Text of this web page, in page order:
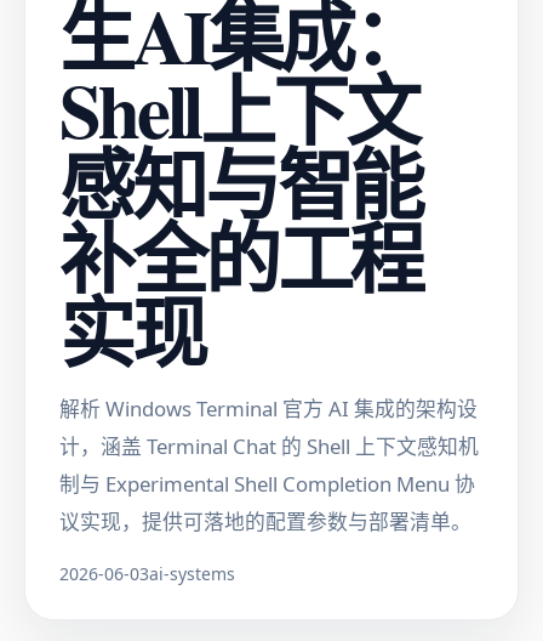
生AI集成：
Shell上下文
感知与智能
补全的工程
实现
解析 Windows Terminal 官方 AI 集成的架构设
计，涵盖 Terminal Chat 的 Shell 上下文感知机
制与 Experimental Shell Completion Menu 协
议实现，提供可落地的配置参数与部署清单。
2026-06-03ai-systems